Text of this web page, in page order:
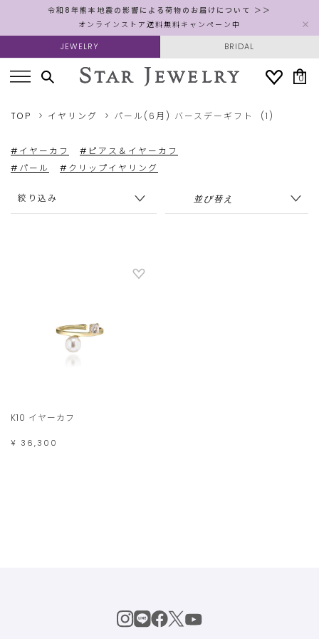
令和8年熊本地震の影響による荷物のお届けについて ＞＞
オンラインストア送料無料キャンペーン中
JEWELRY BRIDAL
0
TOP イヤリング パール(6月) バースデーギフト (1)
#イヤーカフ
#ピアス＆イヤーカフ
#パール
#クリップイヤリング
絞り込み
K10 イヤーカフ
¥ 36,300